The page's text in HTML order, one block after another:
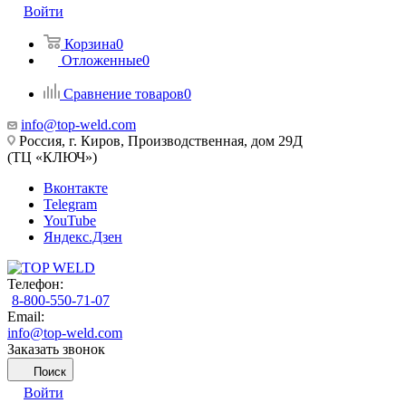
Войти
Корзина0
Отложенные0
Сравнение товаров0
info@top-weld.com
Россия, г. Киров, Производственная, дом 29Д
(ТЦ «КЛЮЧ»)
Вконтакте
Telegram
YouTube
Яндекс.Дзен
Телефон:
8-800-550-71-07
Email:
info@top-weld.com
Заказать звонок
Поиск
Войти